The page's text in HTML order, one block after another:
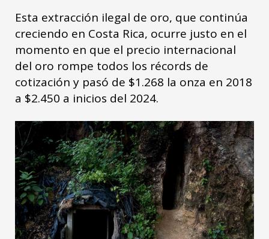
Esta extracción ilegal de oro, que continúa
creciendo en Costa Rica, ocurre justo en el
momento en que el precio internacional
del oro rompe todos los récords de
cotización y pasó de $1.268 la onza en 2018
a $2.450 a inicios del 2024.